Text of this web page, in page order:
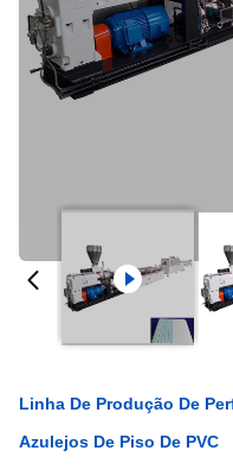
Linha De Produção De
Azulejos De Piso De PVC